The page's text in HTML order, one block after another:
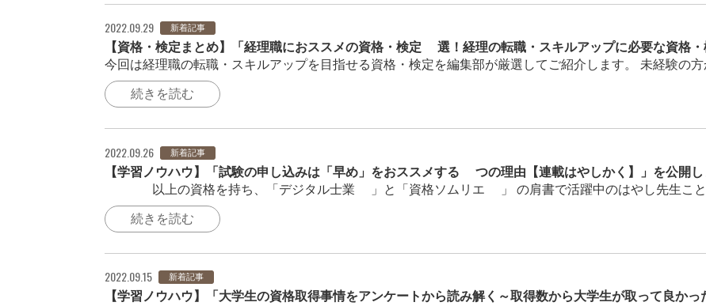
2022.09.29 新着記事
【資格・検定まとめ】「経理職におススメの資格・検定9選！経理の転職・スキルアップに必要な資格・
今回は経理職の転職・スキルアップを目指せる資格・検定を編集部が厳選してご紹介します。 未経験の
続きを読む
2022.09.26 新着記事
【学習ノウハウ】「試験の申し込みは「早め」をおススメする5つの理由【連載はやしかく】」を公開し
250以上の資格を持ち、「デジタル士業®」と「資格ソムリエ®」 の肩書で活躍中のはやし先生こと
続きを読む
2022.09.15 新着記事
【学習ノウハウ】「大学生の資格取得事情をアンケートから読み解く～取得数から大学生が取って良かっ